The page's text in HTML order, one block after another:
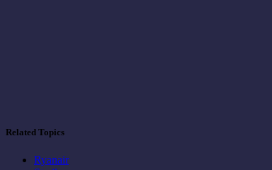
Related Topics
Ryanair